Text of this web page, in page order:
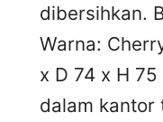
dibersihkan.
Warna:
x D 74 x H
dalam